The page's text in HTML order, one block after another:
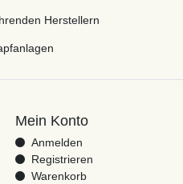
Herstellern
Mein Konto
Anmelden
Registrieren
Warenkorb